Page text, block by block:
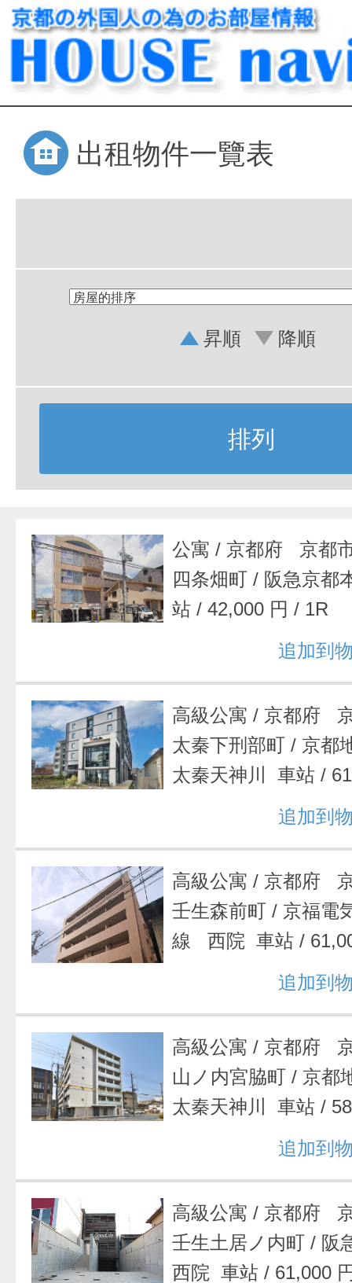
出租物件一覽表
昇順 降順
排列
公寓/ 京都府 京都
四条畑町/ 阪急京
站/42,000 円/ 1R
追加到
高級公寓/ 京都府
太秦下刑部町/ 京都
太秦天神川 車站/
追加到
高級公寓/ 京都府
壬生森前町/ 京福電
線 西院 車站/
追加到
高級公寓/ 京都府
山ノ内宮脇町/ 京都
太秦天神川 車站/
追加到
高級公寓/ 京都府
壬生土居ノ内町/ 阪
西院 車站/ 61,000